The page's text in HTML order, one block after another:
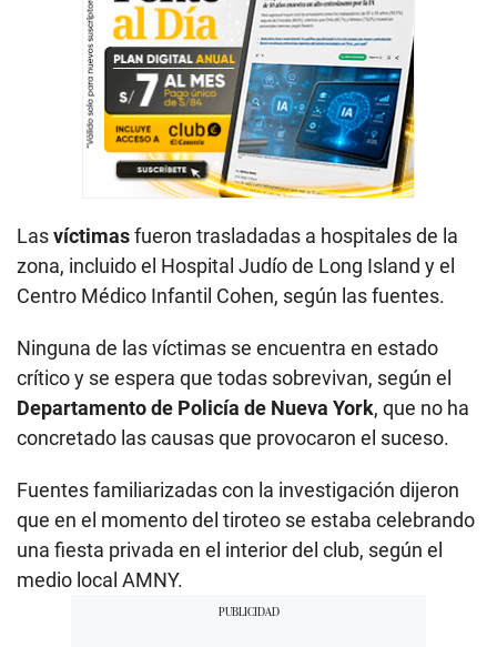
Lasvíctimasfueron trasladadas a hospitales de la
zona, incluido el Hospital Judío de Long Island y el
Centro Médico Infantil Cohen, según las fuentes.
Ninguna de las víctimas se encuentra en estado
crítico y se espera que todas sobrevivan, según el
Departamento de Policía de Nueva York, que no ha
concretado las causas que provocaron el suceso.
Fuentes familiarizadas con la investigación dijeron
que en el momento del tiroteo se estaba celebrando
una fiesta privada en el interior del club, según el
medio local AMNY.